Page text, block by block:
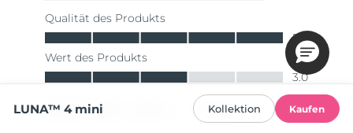
LUNA™ 4 mini Kollektion Kaufen